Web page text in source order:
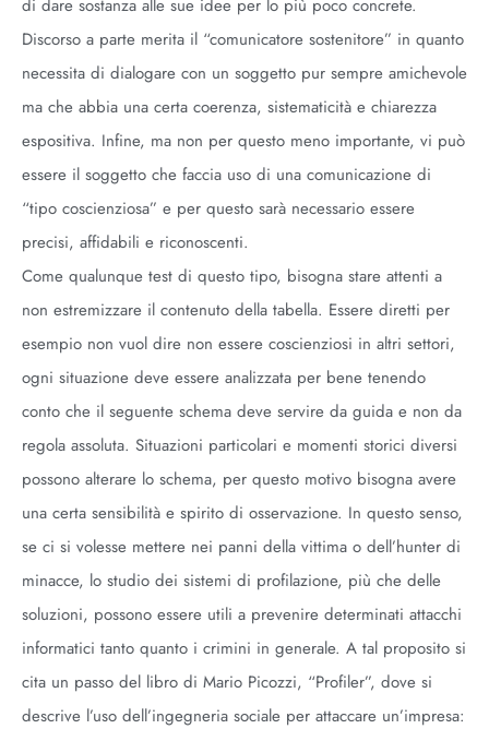
di dare sostanza alle sue idee per lo più poco concrete.
Discorso a parte merita il “comunicatore sostenitore” in quanto
necessita di dialogare con un soggetto pur sempre amichevole
ma che abbia una certa coerenza, sistematicità e chiarezza
espositiva. Infine, ma non per questo meno importante, vi può
essere il soggetto che faccia uso di una comunicazione di
“tipo coscienziosa” e per questo sarà necessario essere
precisi, affidabili e riconoscenti.
Come qualunque test di questo tipo, bisogna stare attenti a
non estremizzare il contenuto della tabella. Essere diretti per
esempio non vuol dire non essere coscienziosi in altri settori,
ogni situazione deve essere analizzata per bene tenendo
conto che il seguente schema deve servire da guida e non da
regola assoluta. Situazioni particolari e momenti storici diversi
possono alterare lo schema, per questo motivo bisogna avere
una certa sensibilità e spirito di osservazione. In questo senso,
se ci si volesse mettere nei panni della vittima o dell’hunter di
minacce, lo studio dei sistemi di profilazione, più che delle
soluzioni, possono essere utili a prevenire determinati attacchi
informatici tanto quanto i crimini in generale. A tal proposito si
cita un passo del libro di Mario Picozzi, “Profiler”, dove si
descrive l’uso dell’ingegneria sociale per attaccare un’impresa: